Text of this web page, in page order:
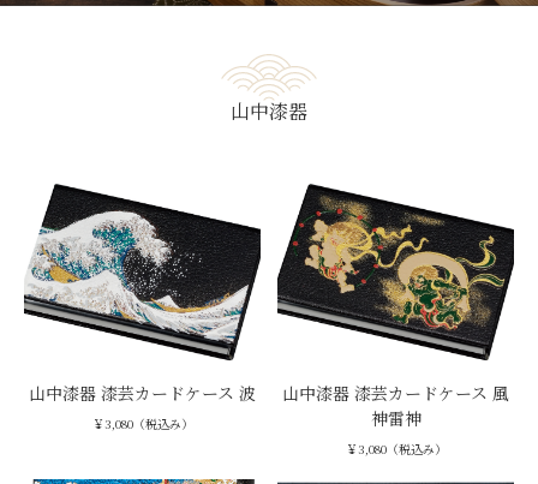
山中漆器
山中漆器 漆芸カードケース 波
￥3,080（税込み）
山中漆器 漆芸カードケース 風
神雷神
￥3,080（税込み）